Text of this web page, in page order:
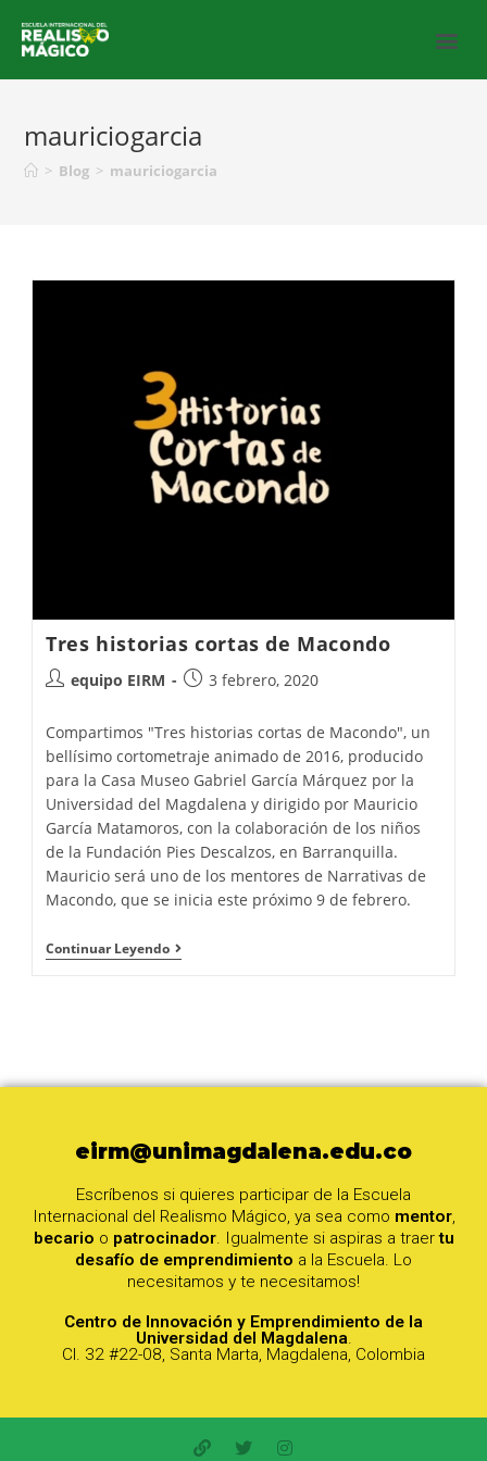
mauriciogarcia
> Blog > mauriciogarcia
Tres historias cortas de Macondo
equipo EIRM 3 febrero, 2020
Compartimos "Tres historias cortas de Macondo", un
bellísimo cortometraje animado de 2016, producido
para la Casa Museo Gabriel García Márquez por la
Universidad del Magdalena y dirigido por Mauricio
García Matamoros, con la colaboración de los niños
de la Fundación Pies Descalzos, en Barranquilla.
Mauricio será uno de los mentores de Narrativas de
Macondo, que se inicia este próximo 9 de febrero.
Continuar Leyendo
eirm@unimagdalena.edu.co
Escríbenos si quieres participar de la Escuela
Internacional del Realismo Mágico, ya sea como mentor,
becario o patrocinador. Igualmente si aspiras a traertu
desafío de emprendimiento a la Escuela. Lo
necesitamos y te necesitamos!
Centro de Innovación y Emprendimiento de la
Universidad del Magdalena.
Cl. 32 #22-08, Santa Marta, Magdalena, Colombia